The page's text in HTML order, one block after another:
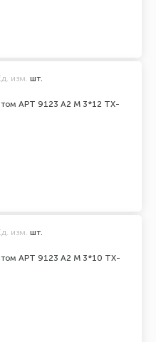
АРТ 9123 А2 M 3*12 TX-
изм. шт.
АРТ 9123 А2 M 3*10 TX-
изм. шт.